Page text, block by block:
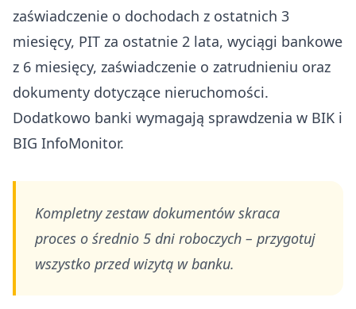
zaświadczenie o dochodach z ostatnich 3
miesięcy, PIT za ostatnie 2 lata, wyciągi bankowe
z 6 miesięcy, zaświadczenie o zatrudnieniu oraz
dokumenty dotyczące nieruchomości.
Dodatkowo banki wymagają sprawdzenia w BIK i
BIG InfoMonitor.
Kompletny zestaw dokumentów skraca
proces o średnio 5 dni roboczych – przygotuj
wszystko przed wizytą w banku.